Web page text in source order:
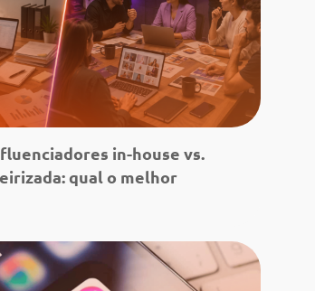
in-house vs.
qual o melhor